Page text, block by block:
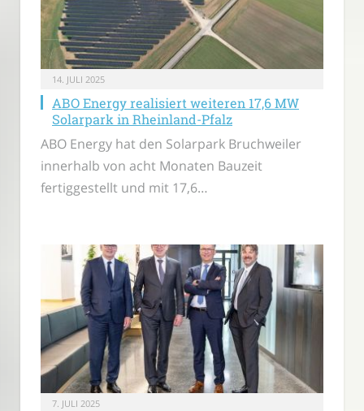
14. JULI 2025
ABO Energy realisiert weiteren 17,6 MW
Solarpark in Rheinland-Pfalz
ABO Energy hat den Solarpark Bruchweiler
innerhalb von acht Monaten Bauzeit
fertiggestellt und mit 17,6…
7. JULI 2025